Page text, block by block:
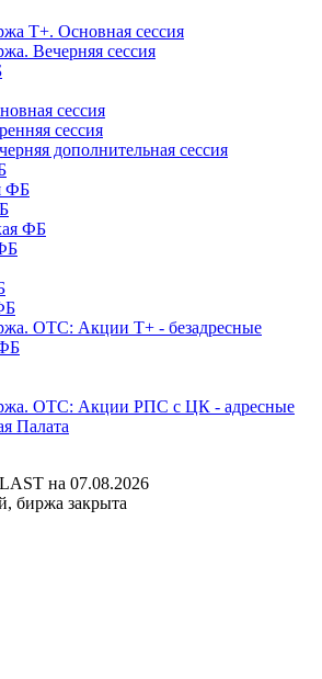
Т+. Основная сессия
Вечерняя сессия
сессия
сессия
дополнительная сессия
ФБ
ФБ
OTC: Акции T+ - безадресные
OTC: Акции РПС с ЦК - адресные
Палата
LAST на 07.08.2026
биржа закрыта